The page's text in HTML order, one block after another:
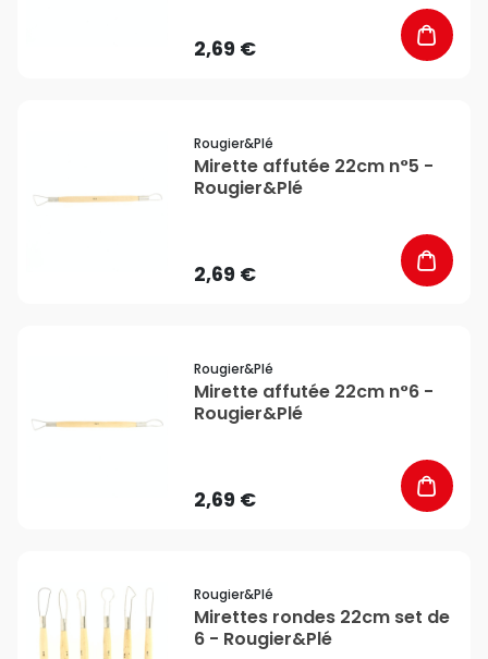
2,69 €
Rougier&plé
Mirette affutée 22cm n°5 -
Rougier&Plé
2,69 €
Rougier&plé
Mirette affutée 22cm n°6 -
Rougier&Plé
2,69 €
Rougier&plé
Mirettes rondes 22cm set de
6 - Rougier&Plé